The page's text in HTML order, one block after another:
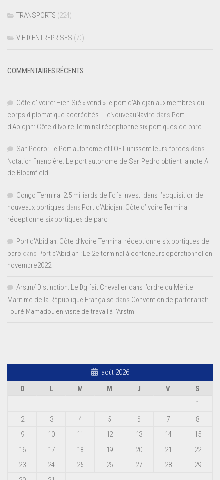
TRANSPORTS (224)
VIE D’ENTREPRISES (70)
COMMENTAIRES RÉCENTS
Côte d'Ivoire: Hien Sié « vend » le port d'Abidjan aux membres du
corps diplomatique accrédités | LeNouveauNavire dans Port
d’Abidjan: Côte d’Ivoire Terminal réceptionne six portiques de parc
San Pedro: Le Port autonome et l’OFT unissent leurs forces dans
Notation financière: Le port autonome de San Pedro obtient la note A
de Bloomfield
Congo Terminal 2,5 milliards de Fcfa investi dans l’acquisition de
nouveaux portiques dans Port d’Abidjan: Côte d’Ivoire Terminal
réceptionne six portiques de parc
Port d'Abidjan: Côte d’Ivoire Terminal réceptionne six portiques de
parc dans Port d’Abidjan : Le 2e terminal à conteneurs opérationnel en
novembre2022
Arstm/ Distinction: Le Dg fait Chevalier dans l’ordre du Mérite
Maritime de la République Française dans Convention de partenariat:
Touré Mamadou en visite de travail à l’Arstm
août 2026
D
L M M J V
S
1
2
3 4 5 6 7
8
9
10 11 12 13 14
15
16
17 18 19 20 21
22
23
24 25 26 27 28
29